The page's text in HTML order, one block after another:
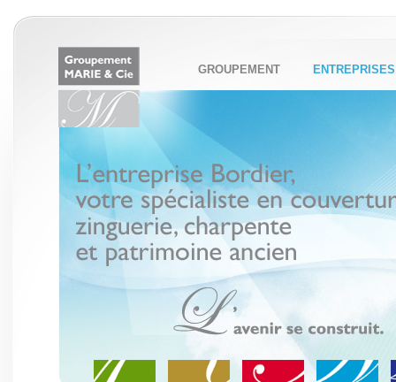
GROUPEMENT ENTREPRISES